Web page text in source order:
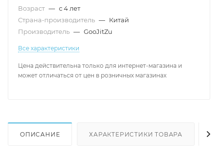
Возраст — с 4 лет
Страна-производитель — Китай
Производитель — GooJitZu
Все характеристики
Цена действительна только для интернет-магазина и
может отличаться от цен в розничных магазинах
ОПИСАНИЕ ХАРАКТЕРИСТИКИ ТОВАРА